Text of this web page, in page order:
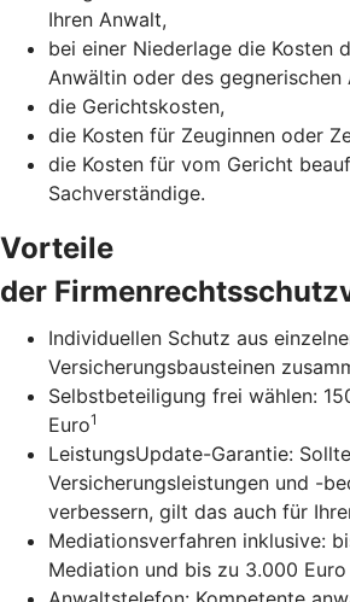
Ihren Anwalt,
bei einer Niederlage die Kosten
Anwältin oder des gegnerischen
die Gerichtskosten,
die Kosten für Zeuginnen oder
die Kosten für vom Gericht
Sachverständige.
Vorteile
der
Individuellen Schutz aus
Versicherungsbausteinen
Selbstbeteiligung frei wählen:
Euro1
LeistungsUpdate-Garantie:
Versicherungsleistungen und -
verbessern, gilt das auch für
Mediationsverfahren inklusive:
Mediation und bis zu 3.000